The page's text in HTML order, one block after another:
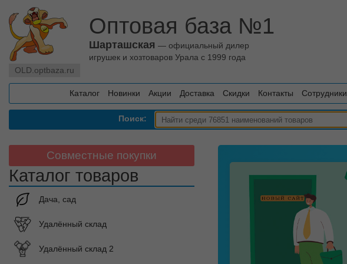
OLD.optbaza.ru
Оптовая база №1
Шарташская — официальный дилер
игрушек и хозтоваров Урала с 1999 года
Каталог Новинки Акции Доставка Скидки Контакты Сотрудники
Поиск:
Совместные покупки
Каталог товаров
Дача, сад
Удалённый склад
Удалённый склад 2